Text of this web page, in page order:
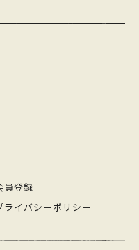
員登録
ライバシーポリシー